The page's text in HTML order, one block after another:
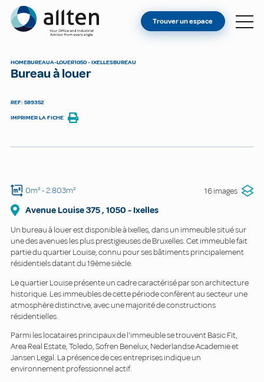
Allten
TROUVER UN ESPACE
Trouver un espace
HOMEBUREAUA-LOUER1050 - IXELLESBUREAU
Bureau à louer
REF: 589352
IMPRIMER LA FICHE
0m²- 2.803m² 16 images
Avenue Louise375, 1050 - Ixelles
Un bureau à louer est disponible à Ixelles, dans un immeuble situé sur
une des avenues les plus prestigieuses de Bruxelles. Cet immeuble fait
partie du quartier Louise, connu pour ses bâtiments principalement
résidentiels datant du 19ème siècle.
Le quartier Louise présente un cadre caractérisé par son architecture
historique. Les immeubles de cette période confèrent au secteur une
atmosphère distinctive, avec une majorité de constructions
résidentielles.
Parmi les locataires principaux de l'immeuble se trouvent Basic Fit,
Area Real Estate, Toledo, Sofren Benelux, Nederlandse Academie et
Jansen Legal. La présence de ces entreprises indique un
environnement professionnel actif.